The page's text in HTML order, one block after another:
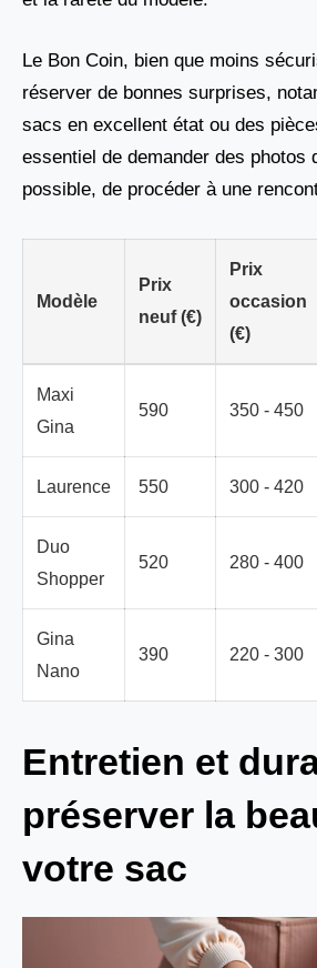
Le Bon Coin, bien que moins
réserver de bonnes surprises,
sacs en excellent état ou des
essentiel de demander des photos
possible, de procéder à une
Modèle
Prix
neuf (€)
Prix
occasion
(€)
Maxi
Gina
590 350 - 450
Laurence 550 300 - 420
Duo
Shopper
520 280 - 400
Gina
Nano
390 220 - 300
Entretien et
préserver la
votre sac